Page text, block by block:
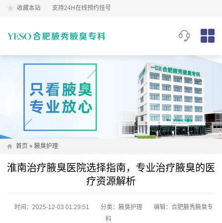
收藏本站 支持24H在线预约挂号
首页 » 腋臭护理
淮南治疗腋臭医院选择指南，专业治疗腋臭的医
疗资源解析
时间：2025-12-03 01:29:51 分类： 腋臭护理
编辑：合肥腋秀腋臭专
科